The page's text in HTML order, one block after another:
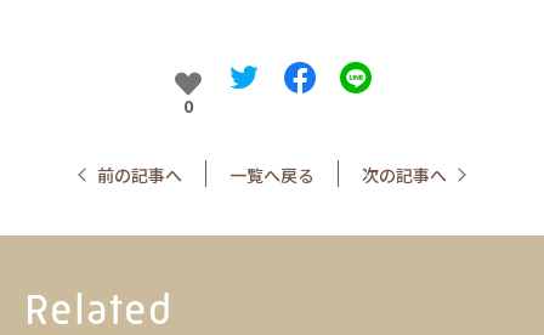
0
前の記事へ 一覧へ戻る 次の記事へ
Related